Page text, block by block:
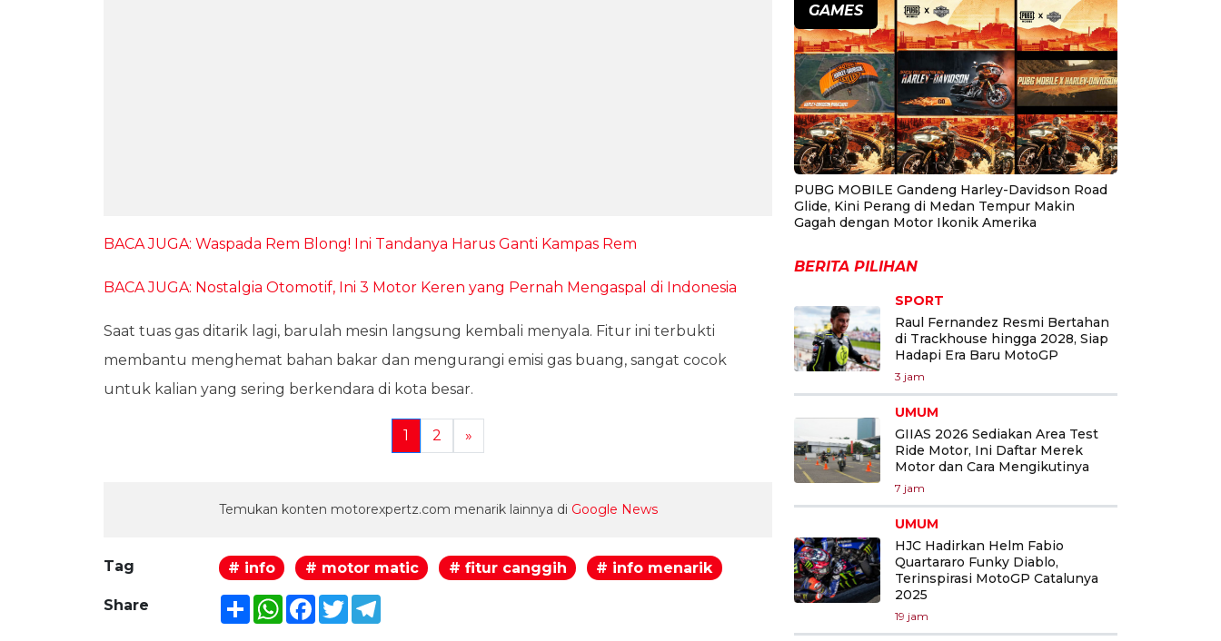
BACA JUGA: Waspada Rem Blong! Ini Tandanya Harus Ganti Kampas Rem
BACA JUGA: Nostalgia Otomotif, Ini 3 Motor Keren yang Pernah Mengaspal di Indonesia
Saat tuas gas ditarik lagi, barulah mesin langsung kembali menyala. Fitur ini terbukti
membantu menghemat bahan bakar dan mengurangi emisi gas buang, sangat cocok
untuk kalian yang sering berkendara di kota besar.
1 2 »
Temukan konten motorexpertz.com menarik lainnya di Google News
Tag # info # motor matic # fitur canggih # info menarik
Share ShareWhatsApp
Facebook
TwitterTelegram
GAMES
PUBG MOBILE Gandeng Harley-Davidson Road
Glide, Kini Perang di Medan Tempur Makin
Gagah dengan Motor Ikonik Amerika
BERITA PILIHAN
SPORT
Raul Fernandez Resmi Bertahan
di Trackhouse hingga 2028, Siap
Hadapi Era Baru MotoGP
3 jam
UMUM
GIIAS 2026 Sediakan Area Test
Ride Motor, Ini Daftar Merek
Motor dan Cara Mengikutinya
7 jam
UMUM
HJC Hadirkan Helm Fabio
Quartararo Funky Diablo,
Terinspirasi MotoGP Catalunya
2025
19 jam